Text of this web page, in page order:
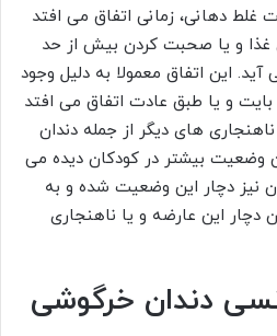
غلط دهانی، زمانی اتفاق می افتد
غذا و یا صحبت کردن بیش از حد
این اتفاق معمولا به دلیل وجود
و یا طبق عادت اتفاق می افتد
های دیگر از جمله دندان
وضعیت بیشتر در کودکان دیده می
نیز دچار این وضعیت شده و به
دچار این عارضه و یا ناهنجاری
دندان خرگوشی